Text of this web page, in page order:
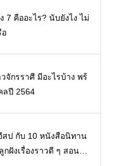
7 คืออะไร? นับยังไง ไม่
อ
จักรราศี มีอะไรบ้าง พร้
ลปี 2564
สป กับ 10 หนังสือนิทาน
ฝังเรื่องราวดี ๆ สอนใจ